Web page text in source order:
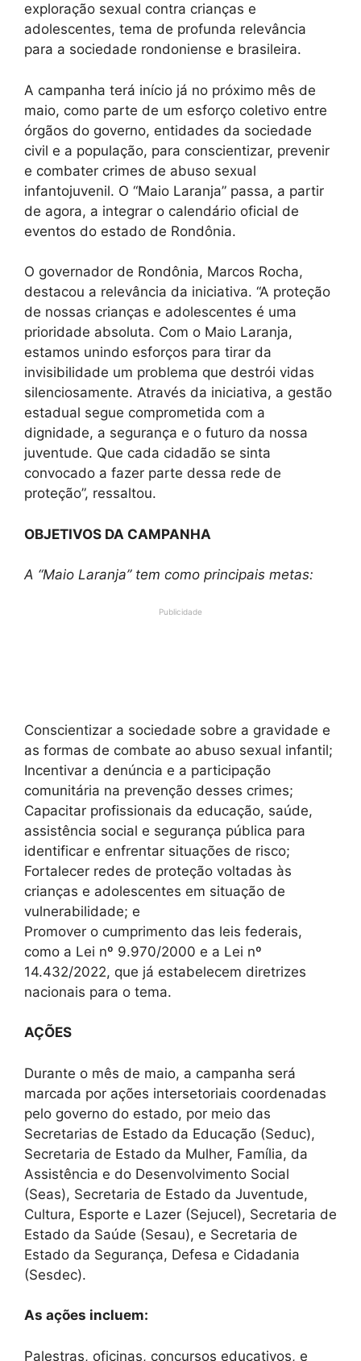
exploração sexual contra crianças e
adolescentes, tema de profunda relevância
para a sociedade rondoniense e brasileira.
A campanha terá início já no próximo mês de
maio, como parte de um esforço coletivo entre
órgãos do governo, entidades da sociedade
civil e a população, para conscientizar, prevenir
e combater crimes de abuso sexual
infantojuvenil. O “Maio Laranja” passa, a partir
de agora, a integrar o calendário oficial de
eventos do estado de Rondônia.
O governador de Rondônia, Marcos Rocha,
destacou a relevância da iniciativa. “A proteção
de nossas crianças e adolescentes é uma
prioridade absoluta. Com o Maio Laranja,
estamos unindo esforços para tirar da
invisibilidade um problema que destrói vidas
silenciosamente. Através da iniciativa, a gestão
estadual segue comprometida com a
dignidade, a segurança e o futuro da nossa
juventude. Que cada cidadão se sinta
convocado a fazer parte dessa rede de
proteção”, ressaltou.
OBJETIVOS DA CAMPANHA
A “Maio Laranja” tem como principais metas:
Publicidade
Conscientizar a sociedade sobre a gravidade e
as formas de combate ao abuso sexual infantil;
Incentivar a denúncia e a participação
comunitária na prevenção desses crimes;
Capacitar profissionais da educação, saúde,
assistência social e segurança pública para
identificar e enfrentar situações de risco;
Fortalecer redes de proteção voltadas às
crianças e adolescentes em situação de
vulnerabilidade; e
Promover o cumprimento das leis federais,
como a Lei nº 9.970/2000 e a Lei nº
14.432/2022, que já estabelecem diretrizes
nacionais para o tema.
AÇÕES
Durante o mês de maio, a campanha será
marcada por ações intersetoriais coordenadas
pelo governo do estado, por meio das
Secretarias de Estado da Educação (Seduc),
Secretaria de Estado da Mulher, Família, da
Assistência e do Desenvolvimento Social
(Seas), Secretaria de Estado da Juventude,
Cultura, Esporte e Lazer (Sejucel), Secretaria de
Estado da Saúde (Sesau), e Secretaria de
Estado da Segurança, Defesa e Cidadania
(Sesdec).
As ações incluem:
Palestras, oficinas, concursos educativos, e